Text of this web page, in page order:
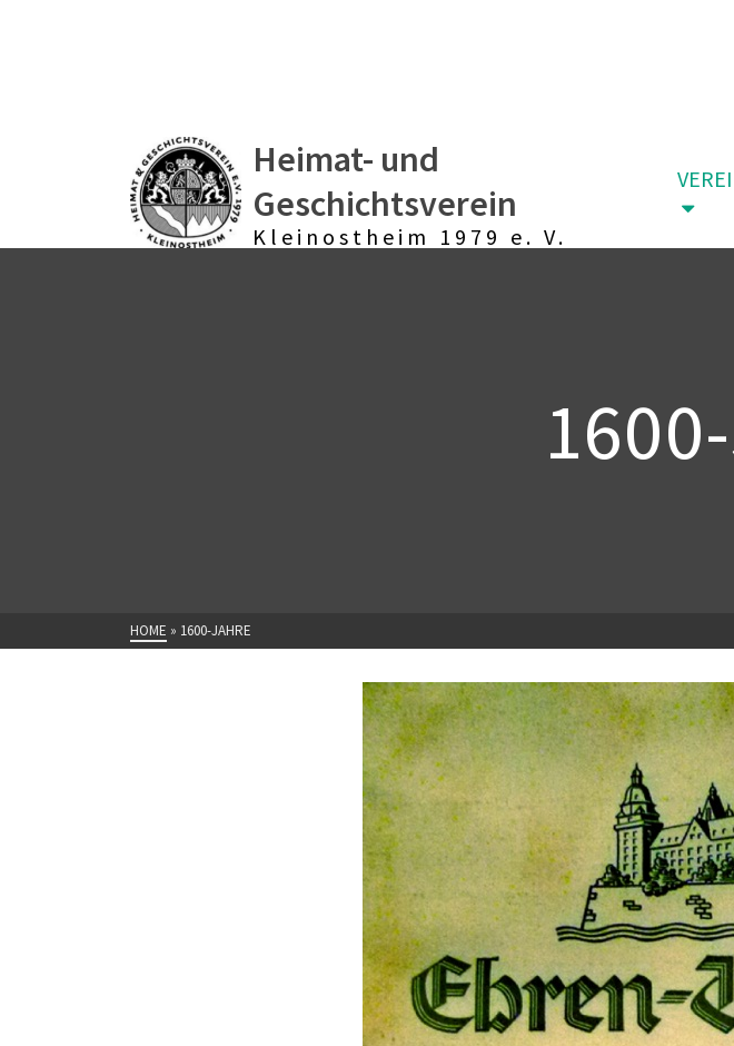
Heimat- und
Geschichtsverein
Kleinostheim 1979 e. V.
HOME » 1600-JAHRE